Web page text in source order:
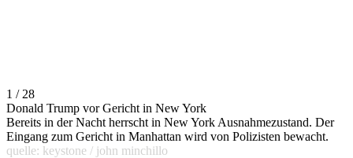
1 / 28
Donald Trump vor Gericht in New York
Bereits in der Nacht herrscht in New York Ausnahmezustand. Der
Eingang zum Gericht in Manhattan wird von Polizisten bewacht.
quelle: keystone / john minchillo